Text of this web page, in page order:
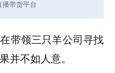
播带货平台
带领三只羊公司寻找
并不如人意。